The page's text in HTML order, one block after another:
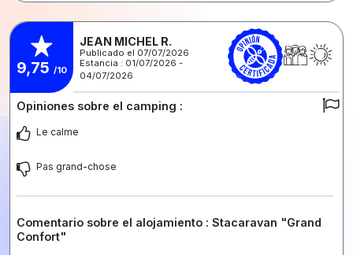
9,75 /10
JEAN MICHEL R.
Publicado el 07/07/2026
Estancia : 01/07/2026 -
04/07/2026
Opiniones sobre el camping :
Le calme
Pas grand-chose
Comentario sobre el alojamiento : Stacaravan "Grand
Confort"